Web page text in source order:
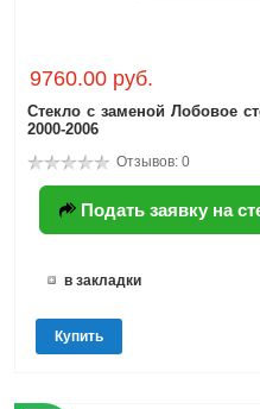
9760.00 руб.
Стекло с заменой Лобовое
2000-2006
Отзывов: 0
Подать заявку на
в закладки
Купить